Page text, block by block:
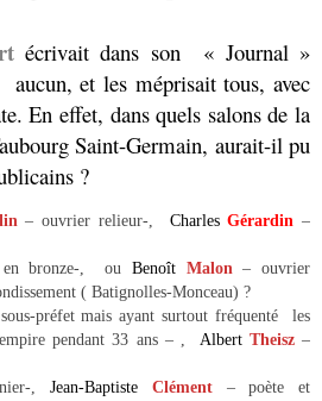
écrivait dans son « Journal »
aucun, et les méprisait tous, avec
En effet, dans quels salons de la
Saint-Germain, aurait-il pu
?
– ouvrier relieur-, Charles Gérardin –
en bronze-, ouBenoît Malon – ouvrier
( Batignolles-Monceau) ?
préfet mais ayant surtout fréquenté les
pendant 33 ans – , Albert Theisz–
, Jean-Baptiste Clément– poète et